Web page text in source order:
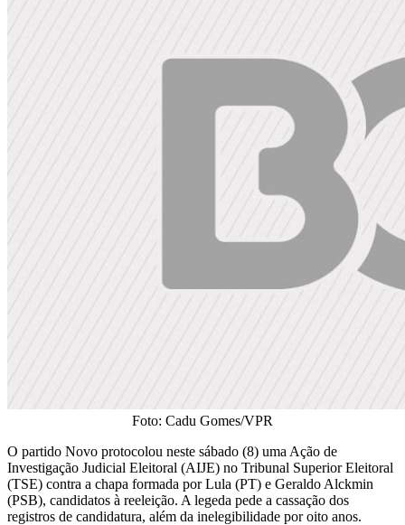
Foto: Cadu Gomes/VPR
O partido Novo protocolou neste sábado (8) uma Ação de
Investigação Judicial Eleitoral (AIJE) no Tribunal Superior Eleitoral
(TSE) contra a chapa formada por Lula (PT) e Geraldo Alckmin
(PSB), candidatos à reeleição. A legeda pede a cassação dos
registros de candidatura, além da inelegibilidade por oito anos.